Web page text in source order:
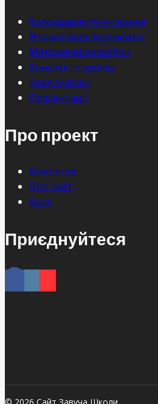
Календарне планування
Нормативні документи
Методичні розробки
Конспекти уроків
Аналіз уроку
Презентації
Про проект
Контакти
Про сайт
Блог
Приєднуйтеся